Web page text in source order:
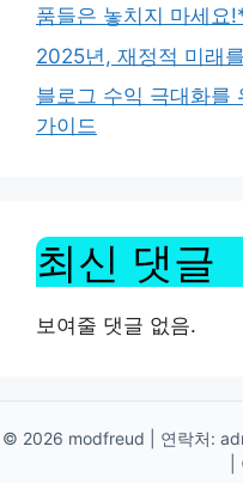
품들은 놓치지 마세요
2025년, 재정적 미래
블로그 수익 극대화를
가이드
최신 댓글
보여줄 댓글 없음.
© 2026 modfreud | 연락처: